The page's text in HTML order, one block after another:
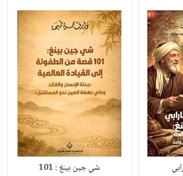
شي جين بينغ : 101